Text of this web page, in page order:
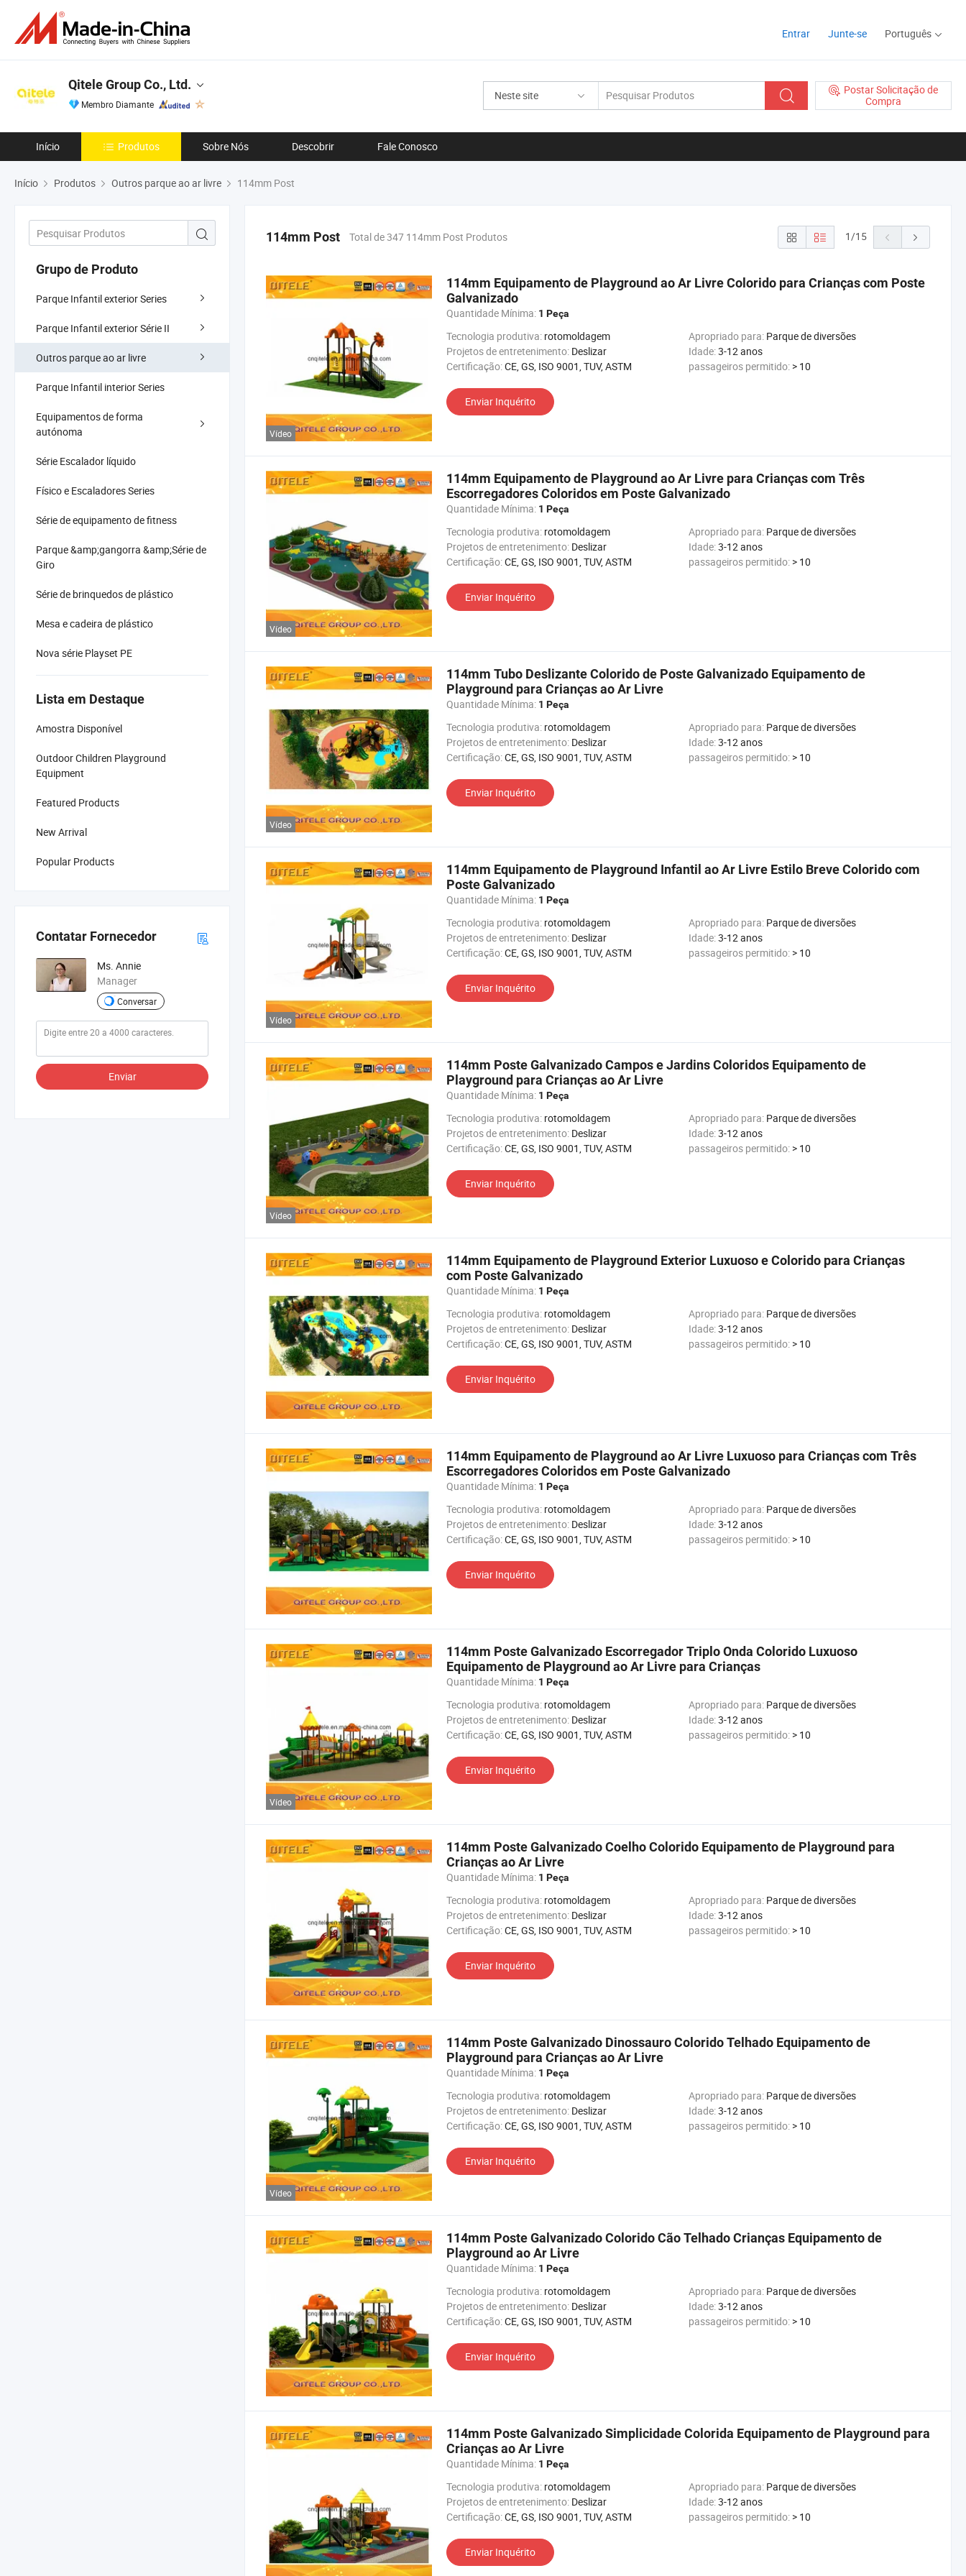
Entrar Junte-se Português
Neste site
Postar Solicitação de
Compra
Qitele Group Co., Ltd.
Membro Diamante
Início Produtos Sobre Nós Descobrir Fale Conosco
Início Produtos Outros parque ao ar livre 114mm Post
Grupo de Produto
Parque Infantil exterior Series
Parque Infantil exterior Série II
Outros parque ao ar livre
Parque Infantil interior Series
Equipamentos de forma
autónoma
Série Escalador líquido
Físico e Escaladores Series
Série de equipamento de fitness
Parque &amp;gangorra &amp;Série de
Giro
Série de brinquedos de plástico
Mesa e cadeira de plástico
Nova série Playset PE
Lista em Destaque
Amostra Disponível
Outdoor Children Playground
Equipment
Featured Products
New Arrival
Popular Products
Contatar Fornecedor
Ms. Annie
Manager
Conversar
Enviar
114mm Post Total de 347 114mm Post Produtos 1/15
Vídeo
114mm Equipamento de Playground ao Ar Livre Colorido para Crianças com Poste
Galvanizado
Quantidade Mínima: 1 Peça
Tecnologia produtiva: rotomoldagem Apropriado para: Parque de diversões
Projetos de entretenimento: Deslizar Idade:3-12 anos
Certificação:CE, GS, ISO 9001, TUV, ASTM passageiros permitido: > 10
Enviar Inquérito
Vídeo
114mm Equipamento de Playground ao Ar Livre para Crianças com Três
Escorregadores Coloridos em Poste Galvanizado
Quantidade Mínima: 1 Peça
Tecnologia produtiva: rotomoldagem Apropriado para: Parque de diversões
Projetos de entretenimento: Deslizar Idade:3-12 anos
Certificação:CE, GS, ISO 9001, TUV, ASTM passageiros permitido: > 10
Enviar Inquérito
Vídeo
114mm Tubo Deslizante Colorido de Poste Galvanizado Equipamento de
Playground para Crianças ao Ar Livre
Quantidade Mínima: 1 Peça
Tecnologia produtiva: rotomoldagem Apropriado para: Parque de diversões
Projetos de entretenimento: Deslizar Idade:3-12 anos
Certificação:CE, GS, ISO 9001, TUV, ASTM passageiros permitido: > 10
Enviar Inquérito
Vídeo
114mm Equipamento de Playground Infantil ao Ar Livre Estilo Breve Colorido com
Poste Galvanizado
Quantidade Mínima: 1 Peça
Tecnologia produtiva: rotomoldagem Apropriado para: Parque de diversões
Projetos de entretenimento: Deslizar Idade:3-12 anos
Certificação:CE, GS, ISO 9001, TUV, ASTM passageiros permitido: > 10
Enviar Inquérito
Vídeo
114mm Poste Galvanizado Campos e Jardins Coloridos Equipamento de
Playground para Crianças ao Ar Livre
Quantidade Mínima: 1 Peça
Tecnologia produtiva: rotomoldagem Apropriado para: Parque de diversões
Projetos de entretenimento: Deslizar Idade:3-12 anos
Certificação:CE, GS, ISO 9001, TUV, ASTM passageiros permitido: > 10
Enviar Inquérito
114mm Equipamento de Playground Exterior Luxuoso e Colorido para Crianças
com Poste Galvanizado
Quantidade Mínima: 1 Peça
Tecnologia produtiva: rotomoldagem Apropriado para: Parque de diversões
Projetos de entretenimento: Deslizar Idade:3-12 anos
Certificação:CE, GS, ISO 9001, TUV, ASTM passageiros permitido: > 10
Enviar Inquérito
114mm Equipamento de Playground ao Ar Livre Luxuoso para Crianças com Três
Escorregadores Coloridos em Poste Galvanizado
Quantidade Mínima: 1 Peça
Tecnologia produtiva: rotomoldagem Apropriado para: Parque de diversões
Projetos de entretenimento: Deslizar Idade:3-12 anos
Certificação:CE, GS, ISO 9001, TUV, ASTM passageiros permitido: > 10
Enviar Inquérito
Vídeo
114mm Poste Galvanizado Escorregador Triplo Onda Colorido Luxuoso
Equipamento de Playground ao Ar Livre para Crianças
Quantidade Mínima: 1 Peça
Tecnologia produtiva: rotomoldagem Apropriado para: Parque de diversões
Projetos de entretenimento: Deslizar Idade:3-12 anos
Certificação:CE, GS, ISO 9001, TUV, ASTM passageiros permitido: > 10
Enviar Inquérito
114mm Poste Galvanizado Coelho Colorido Equipamento de Playground para
Crianças ao Ar Livre
Quantidade Mínima: 1 Peça
Tecnologia produtiva: rotomoldagem Apropriado para: Parque de diversões
Projetos de entretenimento: Deslizar Idade:3-12 anos
Certificação:CE, GS, ISO 9001, TUV, ASTM passageiros permitido: > 10
Enviar Inquérito
Vídeo
114mm Poste Galvanizado Dinossauro Colorido Telhado Equipamento de
Playground para Crianças ao Ar Livre
Quantidade Mínima: 1 Peça
Tecnologia produtiva: rotomoldagem Apropriado para: Parque de diversões
Projetos de entretenimento: Deslizar Idade:3-12 anos
Certificação:CE, GS, ISO 9001, TUV, ASTM passageiros permitido: > 10
Enviar Inquérito
114mm Poste Galvanizado Colorido Cão Telhado Crianças Equipamento de
Playground ao Ar Livre
Quantidade Mínima: 1 Peça
Tecnologia produtiva: rotomoldagem Apropriado para: Parque de diversões
Projetos de entretenimento: Deslizar Idade:3-12 anos
Certificação:CE, GS, ISO 9001, TUV, ASTM passageiros permitido: > 10
Enviar Inquérito
114mm Poste Galvanizado Simplicidade Colorida Equipamento de Playground para
Crianças ao Ar Livre
Quantidade Mínima: 1 Peça
Tecnologia produtiva: rotomoldagem Apropriado para: Parque de diversões
Projetos de entretenimento: Deslizar Idade:3-12 anos
Certificação:CE, GS, ISO 9001, TUV, ASTM passageiros permitido: > 10
Enviar Inquérito